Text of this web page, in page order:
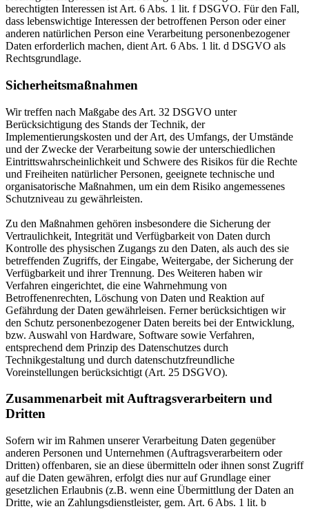
berechtigten Interessen ist Art. 6 Abs. 1 lit. f DSGVO. Für den Fall,
dass lebenswichtige Interessen der betroffenen Person oder einer
anderen natürlichen Person eine Verarbeitung personenbezogener
Daten erforderlich machen, dient Art. 6 Abs. 1 lit. d DSGVO als
Rechtsgrundlage.
Sicherheitsmaßnahmen
Wir treffen nach Maßgabe des Art. 32 DSGVO unter
Berücksichtigung des Stands der Technik, der
Implementierungskosten und der Art, des Umfangs, der Umstände
und der Zwecke der Verarbeitung sowie der unterschiedlichen
Eintrittswahrscheinlichkeit und Schwere des Risikos für die Rechte
und Freiheiten natürlicher Personen, geeignete technische und
organisatorische Maßnahmen, um ein dem Risiko angemessenes
Schutzniveau zu gewährleisten.
Zu den Maßnahmen gehören insbesondere die Sicherung der
Vertraulichkeit, Integrität und Verfügbarkeit von Daten durch
Kontrolle des physischen Zugangs zu den Daten, als auch des sie
betreffenden Zugriffs, der Eingabe, Weitergabe, der Sicherung der
Verfügbarkeit und ihrer Trennung. Des Weiteren haben wir
Verfahren eingerichtet, die eine Wahrnehmung von
Betroffenenrechten, Löschung von Daten und Reaktion auf
Gefährdung der Daten gewährleisen. Ferner berücksichtigen wir
den Schutz personenbezogener Daten bereits bei der Entwicklung,
bzw. Auswahl von Hardware, Software sowie Verfahren,
entsprechend dem Prinzip des Datenschutzes durch
Technikgestaltung und durch datenschutzfreundliche
Voreinstellungen berücksichtigt (Art. 25 DSGVO).
Zusammenarbeit mit Auftragsverarbeitern und
Dritten
Sofern wir im Rahmen unserer Verarbeitung Daten gegenüber
anderen Personen und Unternehmen (Auftragsverarbeitern oder
Dritten) offenbaren, sie an diese übermitteln oder ihnen sonst Zugriff
auf die Daten gewähren, erfolgt dies nur auf Grundlage einer
gesetzlichen Erlaubnis (z.B. wenn eine Übermittlung der Daten an
Dritte, wie an Zahlungsdienstleister, gem. Art. 6 Abs. 1 lit. b